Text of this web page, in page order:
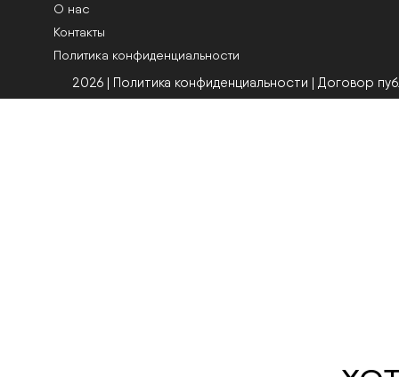
О нас
Контакты
Политика конфиденциальности
2026 | Политика конфиденциальности | Договор